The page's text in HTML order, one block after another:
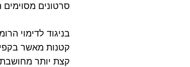
סרטונים
בניגוד לדימוי
קטנות מאשר
קצת יותר